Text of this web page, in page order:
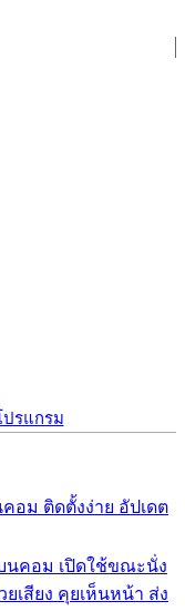
รแกรม
อม ติดตั้งง่าย อัปเดต
นคอม เปิดใช้ขณะนั่ง
เสียง คุยเห็นหน้า ส่ง